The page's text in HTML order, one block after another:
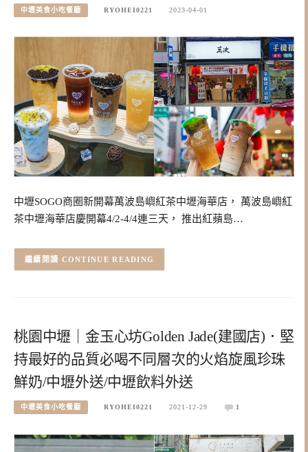
中壢美食小吃餐廳 RYOHEI0221 2023-04-01
中壢SOGO商圈新開幕萬波島嶼紅茶中壢海華店， 萬波島嶼紅
茶中壢海華店慶開幕4/2-4/4連三天， 推出紅蘋島…
CONTINUE READING
桃園中壢｜金玉心坊Golden Jade(建國店)．堅
持最好的品質必喝不同層次的火焰旋風珍珠
鮮奶/中壢外送/中壢飲料外送
中壢美食小吃餐廳 RYOHEI0221 2021-12-29 1